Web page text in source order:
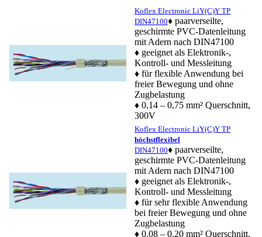
Koflex Electronic LiY(C)Y TP
DIN47100♦ paarverseilte,
geschirmte PVC-Datenleitung
mit Adern nach DIN47100
♦ geeignet als Elektronik-,
Kontroll- und Messleitung
♦ für flexible Anwendung bei
freier Bewegung und ohne
Zugbelastung
♦ 0,14 – 0,75 mm² Querschnitt,
300V
Koflex Electronic LiY(C)Y TP
höchstflexibel
DIN47100♦ paarverseilte,
geschirmte PVC-Datenleitung
mit Adern nach DIN47100
♦ geeignet als Elektronik-,
Kontroll- und Messleitung
♦ für sehr flexible Anwendung
bei freier Bewegung und ohne
Zugbelastung
♦ 0,08 – 0,20 mm² Querschnitt,